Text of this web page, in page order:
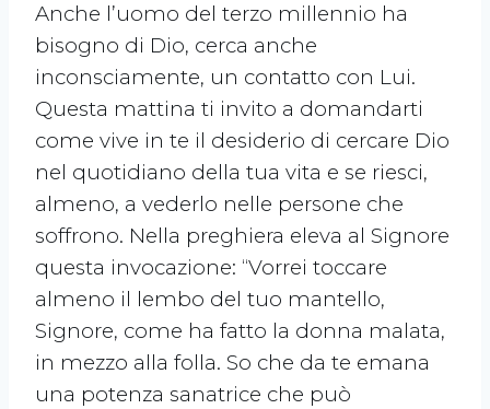
Anche l’uomo del terzo millennio ha
bisogno di Dio, cerca anche
inconsciamente, un contatto con Lui.
Questa mattina ti invito a domandarti
come vive in te il desiderio di cercare Dio
nel quotidiano della tua vita e se riesci,
almeno, a vederlo nelle persone che
soffrono. Nella preghiera eleva al Signore
questa invocazione: “Vorrei toccare
almeno il lembo del tuo mantello,
Signore, come ha fatto la donna malata,
in mezzo alla folla. So che da te emana
una potenza sanatrice che può